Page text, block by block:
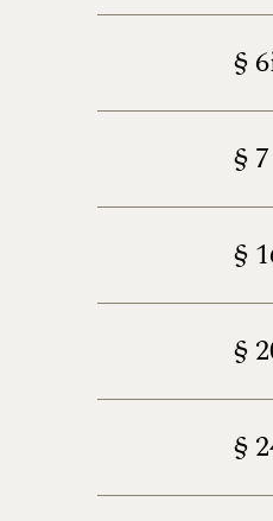
§
§
§
§
§